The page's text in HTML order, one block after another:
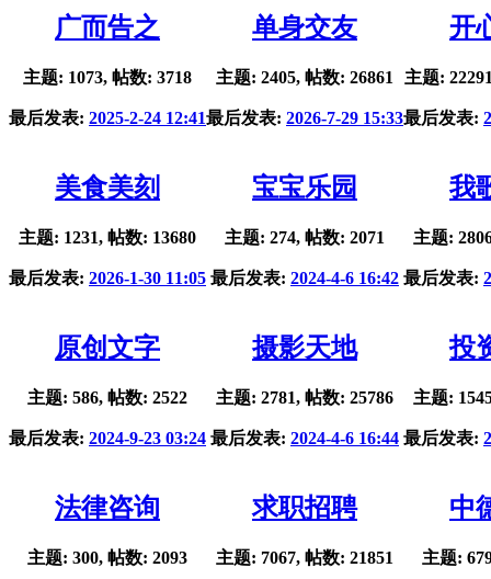
广而告之
主题: 1073, 帖数: 3718
最后发表: 2025-2-24 12:41
单身交友
主题: 2405, 帖数: 26861
最后发表: 2026-7-29 15:33
开
主题:
最后发表:
美食美刻
主题: 1231, 帖数: 13680
最后发表: 2026-1-30 11:05
宝宝乐园
主题: 274, 帖数: 2071
最后发表: 2024-4-6 16:42
我
主题:
最后发表:
原创文字
主题: 586, 帖数: 2522
最后发表: 2024-9-23 03:24
摄影天地
主题: 2781, 帖数: 25786
最后发表: 2024-4-6 16:44
投
主题:
最后发表:
法律咨询
主题: 300, 帖数: 2093
求职招聘
主题: 7067, 帖数: 21851
中
主题: